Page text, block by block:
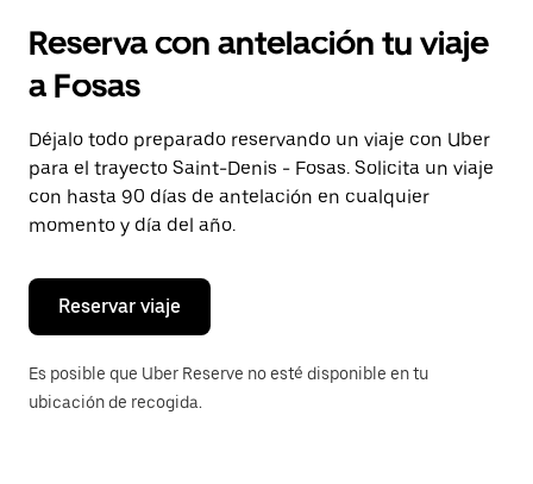
calendario
seleccionar
fecha.
Pulsa
el
botón
de
escape
cerrar
calendario.
Reserva con antelación tu viaje
a Fosas
Déjalo todo preparado reservando un viaje con Uber
para el trayecto Saint-Denis - Fosas. Solicita un viaje
con hasta 90 días de antelación en cualquier
momento y día del año.
Reservar viaje
Es posible que Uber Reserve no esté disponible en tu
ubicación de recogida.